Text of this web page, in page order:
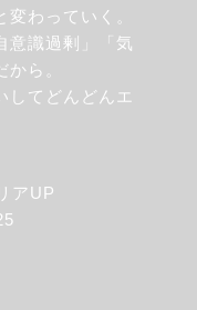
わっていく。
意識過剰」「気
ら。
してどんどんエ
アUP